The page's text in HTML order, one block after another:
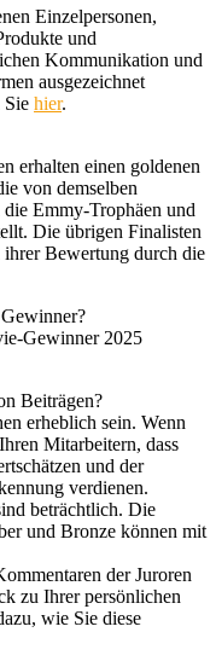
Einzelpersonen,
und
Kommunikation und
ausgezeichnet
Sie hier.
erhalten einen goldenen
von demselben
Emmy-Trophäen und
Die übrigen Finalisten
ihrer Bewertung durch die
Gewinner 2025
Beiträgen?
erheblich sein. Wenn
Mitarbeitern, dass
und der
verdienen.
beträchtlich. Die
und Bronze können mit
der Juroren
zu Ihrer persönlichen
wie Sie diese